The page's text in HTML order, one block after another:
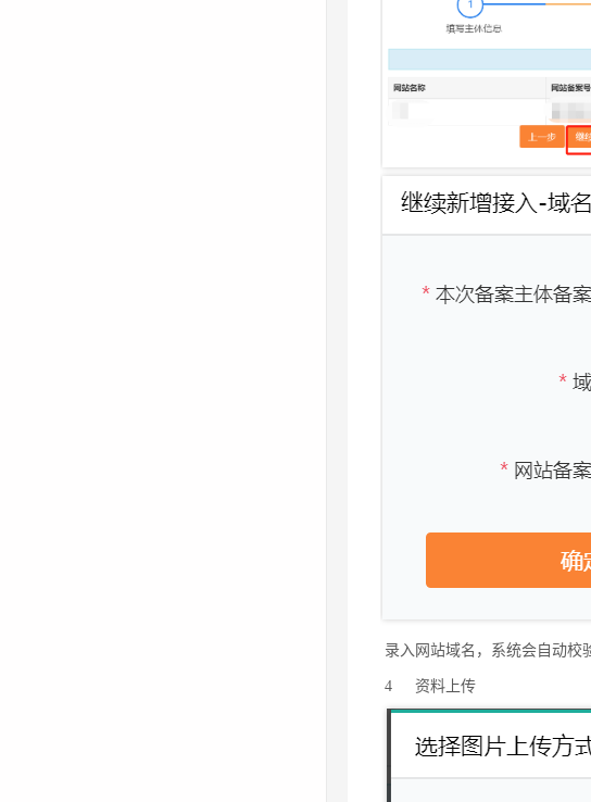
录入网站域名，系统会自动校
4 资料上传